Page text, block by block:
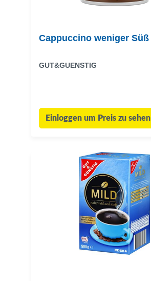
Cappuccino weniger Süß
GUT&GUENSTIG
Einloggen um Preis zu sehen